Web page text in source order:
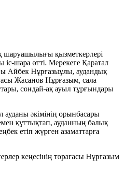
шаруашылығы қызметкерлері
іс-шара өтті. Мерекеге Қаратал
Айбек Нұрғазыұлы, аудандық
Жасанов Нұрғазым, сала
сондай-ақ ауыл тұрғындары
ауданы әкімінің орынбасары
құттықтап, ауданның балық
етіп жүрген азаматтарға
кеңесінің төрағасы Нұрғазым